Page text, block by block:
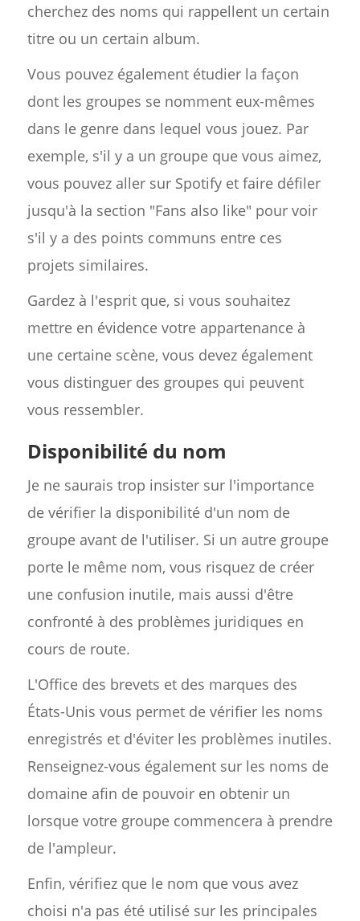
cherchez des noms qui rappellent un certain
titre ou un certain album.
Vous pouvez également étudier la façon
dont les groupes se nomment eux-mêmes
dans le genre dans lequel vous jouez. Par
exemple, s'il y a un groupe que vous aimez,
vous pouvez aller sur Spotify et faire défiler
jusqu'à la section "Fans also like" pour voir
s'il y a des points communs entre ces
projets similaires.
Gardez à l'esprit que, si vous souhaitez
mettre en évidence votre appartenance à
une certaine scène, vous devez également
vous distinguer des groupes qui peuvent
vous ressembler.
Disponibilité du nom
Je ne saurais trop insister sur l'importance
de vérifier la disponibilité d'un nom de
groupe avant de l'utiliser. Si un autre groupe
porte le même nom, vous risquez de créer
une confusion inutile, mais aussi d'être
confronté à des problèmes juridiques en
cours de route.
L'Office des brevets et des marques des
États-Unis vous permet de vérifier les noms
enregistrés et d'éviter les problèmes inutiles.
Renseignez-vous également sur les noms de
domaine afin de pouvoir en obtenir un
lorsque votre groupe commencera à prendre
de l'ampleur.
Enfin, vérifiez que le nom que vous avez
choisi n'a pas été utilisé sur les principales